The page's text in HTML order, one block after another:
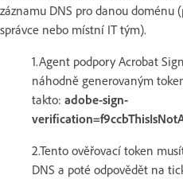
záznamu DNS pro danou doménu
správce nebo místní IT tým).
1.Agent podpory Acrobat
náhodně generovaným
takto: adobe-sign-
2.Tento ověřovací token
DNS a poté odpovědět na